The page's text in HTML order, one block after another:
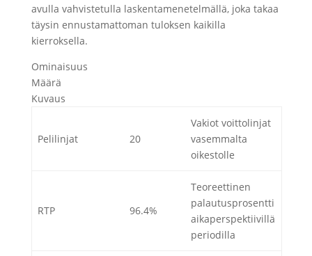
avulla vahvistetulla laskentamenetelmällä, joka takaa
täysin ennustamattoman tuloksen kaikilla
kierroksella.
Ominaisuus
Määrä
Kuvaus
Pelilinjat 20
Vakiot voittolinjat
vasemmalta
oikestolle
RTP 96.4%
Teoreettinen
palautusprosentti
aikaperspektiivillä
periodilla